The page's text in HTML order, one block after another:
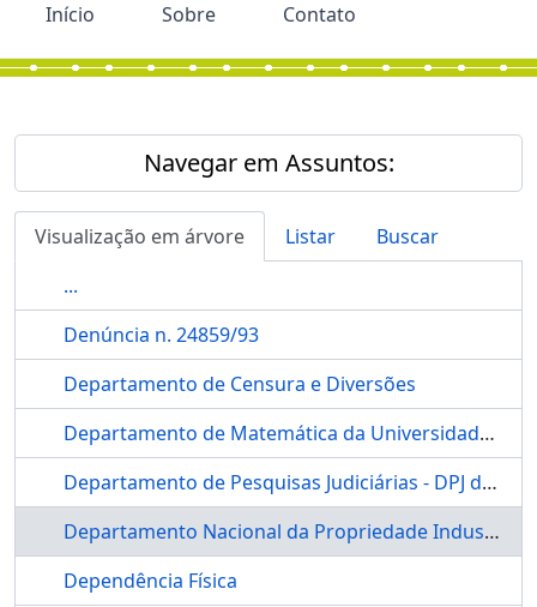
Início Sobre Contato
Navegar em Assuntos:
Visualização em árvore Listar
Buscar
...
Denúncia n. 24859/93
Departamento de Censura e Diversões
Departamento de Matemática da Universidade de Brasília
Departamento de Pesquisas Judiciárias - DPJ do CNJ
Departamento Nacional da Propriedade Industrial
Dependência Física